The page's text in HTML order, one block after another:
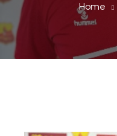
Home